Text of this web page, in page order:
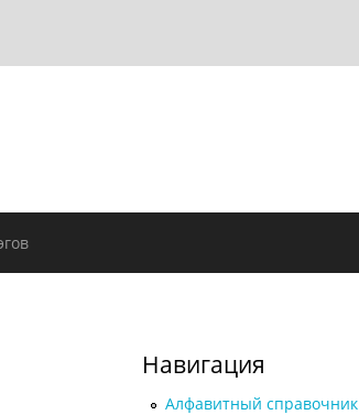
Навигация
Алфавитный справочник